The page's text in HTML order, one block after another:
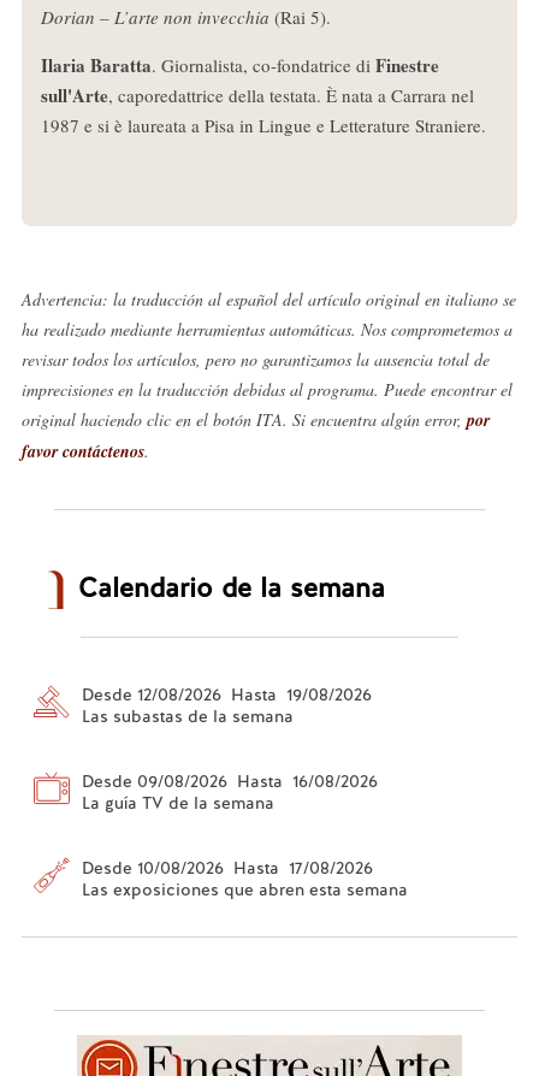
Dorian – L’arte non invecchia (Rai 5).
Ilaria Baratta. Giornalista, co-fondatrice di Finestre
sull'Arte, caporedattrice della testata. È nata a Carrara nel
1987 e si è laureata a Pisa in Lingue e Letterature Straniere.
Advertencia: la traducción al español del artículo original en italiano se
ha realizado mediante herramientas automáticas. Nos comprometemos a
revisar todos los artículos, pero no garantizamos la ausencia total de
imprecisiones en la traducción debidas al programa. Puede encontrar el
original haciendo clic en el botón ITA. Si encuentra algún error, por
favor contáctenos.
Calendario de la semana
Desde 12/08/2026 Hasta 19/08/2026
Las subastas de la semana
Desde 09/08/2026 Hasta 16/08/2026
La guía TV de la semana
Desde 10/08/2026 Hasta 17/08/2026
Las exposiciones que abren esta semana